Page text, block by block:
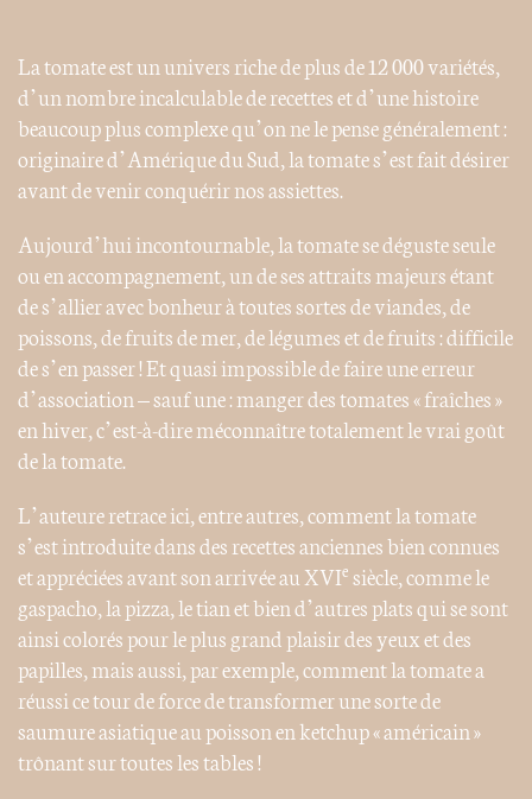
La tomate est un univers riche de plus de 12 000 variétés,
d’un nombre incalculable de recettes et d’une histoire
beaucoup plus complexe qu’on ne le pense généralement :
originaire d’Amérique du Sud, la tomate s’est fait désirer
avant de venir conquérir nos assiettes.
Aujourd’hui incontournable, la tomate se déguste seule
ou en accompagnement, un de ses attraits majeurs étant
de s’allier avec bonheur à toutes sortes de viandes, de
poissons, de fruits de mer, de légumes et de fruits : difficile
de s’en passer ! Et quasi impossible de faire une erreur
d’association – sauf une : manger des tomates « fraîches »
en hiver, c’est-à-dire méconnaître totalement le vrai goût
de la tomate.
L’auteure retrace ici, entre autres, comment la tomate
s’est introduite dans des recettes anciennes bien connues
et appréciées avant son arrivée au XVIe siècle, comme le
gaspacho, la pizza, le tian et bien d’autres plats qui se sont
ainsi colorés pour le plus grand plaisir des yeux et des
papilles, mais aussi, par exemple, comment la tomate a
réussi ce tour de force de transformer une sorte de
saumure asiatique au poisson en ketchup « américain »
trônant sur toutes les tables !